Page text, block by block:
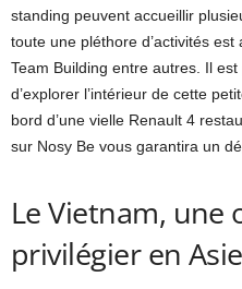
standing peuvent accueillir
toute une pléthore d’activités est
Team Building entre autres. Il
d’explorer l’intérieur de cette
bord d’une vielle Renault 4
sur Nosy Be vous garantira un
Le Vietnam, une
privilégier en